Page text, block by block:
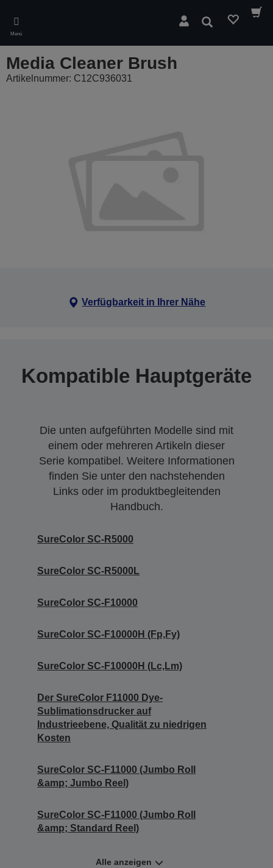
main
content
Menü
Suchen
Media Cleaner Brush
Artikelnummer: C12C936031
Verfügbarkeit in Ihrer Nähe
Kompatible Hauptgeräte
Die unten aufgeführten Modelle sind mit
einem oder mehreren Artikeln dieser
Serie kompatibel. Weitere Informationen
finden Sie unter den nachstehenden
Links oder im produktbegleitenden
Handbuch.
SureColor SC-R5000
SureColor SC-R5000L
SureColor SC-F10000
SureColor SC-F10000H (Fp,Fy)
SureColor SC-F10000H (Lc,Lm)
Der SureColor F11000 Dye-
Sublimationsdrucker auf
Industrieebene, Qualität zu niedrigen
Kosten
SureColor SC-F11000 (Jumbo Roll
&amp; Jumbo Reel)
SureColor SC-F11000 (Jumbo Roll
&amp; Standard Reel)
Alle anzeigen